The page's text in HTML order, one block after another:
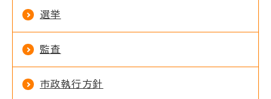
選挙
監査
市政執行方針